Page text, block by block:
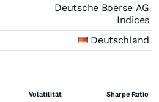
Deutsche Boerse AG
Indices
Deutschland
Volatilität Sharpe Ratio